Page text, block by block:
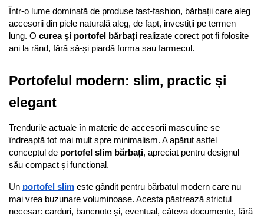
Într-o lume dominată de produse fast-fashion, bărbații care aleg
accesorii din piele naturală aleg, de fapt, investiții pe termen
lung. O curea și portofel bărbați realizate corect pot fi folosite
ani la rând, fără să-și piardă forma sau farmecul.
Portofelul modern: slim, practic și
elegant
Trendurile actuale în materie de accesorii masculine se
îndreaptă tot mai mult spre minimalism. A apărut astfel
conceptul de portofel slim bărbați, apreciat pentru designul
său compact și funcțional.
Un portofel slim este gândit pentru bărbatul modern care nu
mai vrea buzunare voluminoase. Acesta păstrează strictul
necesar: carduri, bancnote și, eventual, câteva documente, fără